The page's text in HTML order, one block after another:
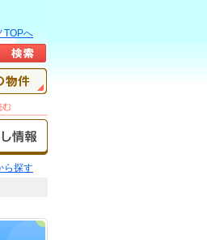
TOPへ
ら探す